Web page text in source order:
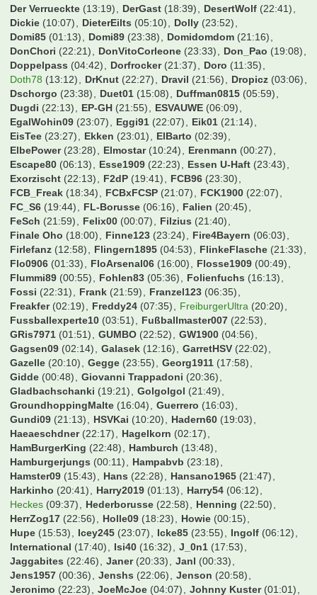
Bolzplatz(21:13) BonoVox(23:05) Booo(17:37)
Borusse1982(09:02) Bouba2006 (14:58) Breezeman
BruehWuerfel(00:05) Bueckofanis(23:41)
Burgstettenbazi(22:32) CH53FK(15:37) CTStB(05:48)
CWausM(05:27) Carlos1995(02:37) Cem(21:20)
Cemko92 (00:42) CharlieKelly (01:59) Chris35i(23:23)
Chris96(21:43) ChrisCros(09:25) Chrisl22(00:15)
Christian(00:57) Christian-BW(20:35) Christian10
Christian1205 (23:29) Christian1887
(06:19)
ChristianK(00:10) Christie(05:26) Christoph1990w
Christoph27021900 (04:23) Chrizb84 (08:59)
Cody Rhodes(22:51) CoffeeG(16:21) Cohiba(21:10)
ConverseFCB(16:25) Cukinas(23:24) Cybaergizzle
DJCeejay(07:35) DRG78(18:54) DSCFranky(21:52)
Dachlatt1405(17:12) Dangermike(22:42)
Daniel Düsentrieb(20:59) Daniel FCB (13:34)
Daniel089(03:54) Daniel33(12:28) Dannis_23(15:37)
Danny1895 (01:28) Deilginis(00:10) Denis(02:57)
DennisHopper(20:29) Der Hans(10:51) Der S1904(19:45)
Der Verrueckte(13:19) DerGast(18:39) DesertWolf(22:41)
Dickie (10:07) DieterEilts(05:10) Dolly(23:52)
Domi85(01:13) Domi89(23:38) Domidomdom(21:16)
DonChori(22:21) DonVitoCorleone(23:33) Don_Pao
Doppelpass(04:42) Dorfrocker(21:37) Doro(11:35)
Doth78(13:12) DrKnut(22:27) Dravil(21:56) Dropicz
Dschorgo(23:38) Duet01(15:08) Duffman0815(05:59)
Dugdi (22:13) EP-GH(21:55) ESVAUWE(06:09)
EgalWohin09(23:07) Eggi91(22:07) Eik01(21:14)
EisTee(23:27) Ekken (23:01) ElBarto(02:39)
ElbePower(23:28) Elmostar(10:24) Erenmann(00:27)
Escape80(06:13) Esse1909(22:23) Essen U-Haft
Exorzischt(22:13) F2dP (19:41) FCB96(23:30)
FCB_Freak(18:34) FCBxFCSP(21:07) FCK1900
FC_S6(19:44) FL-Borusse(06:16) Falien(20:45)
FeSch(21:59) Felix00(00:07) Filzius(21:40)
Finale Oho(18:00) Finne123(23:24) Fire4Bayern(06:03)
Firlefanz(12:58) Flingern1895(04:53) FlinkeFlasche
Flo0906(01:33) FloArsenal06 (16:00) Flosse1909(00:49)
Flummi89(00:55) Fohlen83(05:36) Folienfuchs
Fossi(22:31) Frank (21:59) Franzel123(06:35)
Freakfer(02:19) Freddy24(07:35) FreiburgerUltra
Fussballexperte10 (03:51) Fußballmaster007 (22:53)